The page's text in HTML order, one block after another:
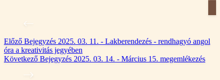
Előző Bejegyzés 2025. 03. 11. - Lakberendezés - rendhagyó angol
óra a kreativitás jegyében
Következő Bejegyzés 2025. 03. 14. - Március 15. megemlékezés